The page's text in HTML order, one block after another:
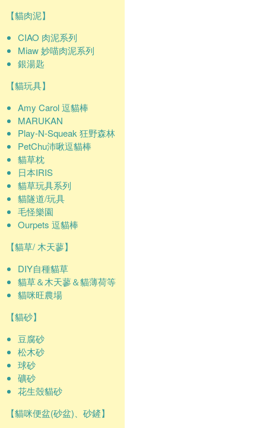
【貓肉泥】
CIAO 肉泥系列
Miaw 妙喵肉泥系列
銀湯匙
【貓玩具】
Amy Carol 逗貓棒
MARUKAN
Play-N-Squeak 狂野森林
PetChu沛啾逗貓棒
貓草枕
日本IRIS
貓草玩具系列
貓隧道/玩具
毛怪樂園
Ourpets 逗貓棒
【貓草/ 木天蓼】
DIY自種貓草
貓草＆木天蓼＆貓薄荷等
貓咪旺農場
【貓砂】
豆腐砂
松木砂
球砂
礦砂
花生殼貓砂
【貓咪便盆(砂盆)、砂鏟】